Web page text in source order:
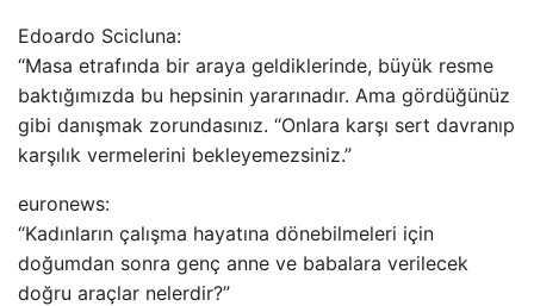
Edoardo Scicluna:
“Masa etrafında bir araya geldiklerinde, büyük resme
baktığımızda bu hepsinin yararınadır. Ama gördüğünüz
gibi danışmak zorundasınız. “Onlara karşı sert davranıp
karşılık vermelerini bekleyemezsiniz.”
euronews:
“Kadınların çalışma hayatına dönebilmeleri için
doğumdan sonra genç anne ve babalara verilecek
doğru araçlar nelerdir?”